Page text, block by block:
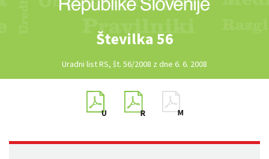
Številka 56
Uradni list RS, št. 56/2008 z dne 6. 6. 2008